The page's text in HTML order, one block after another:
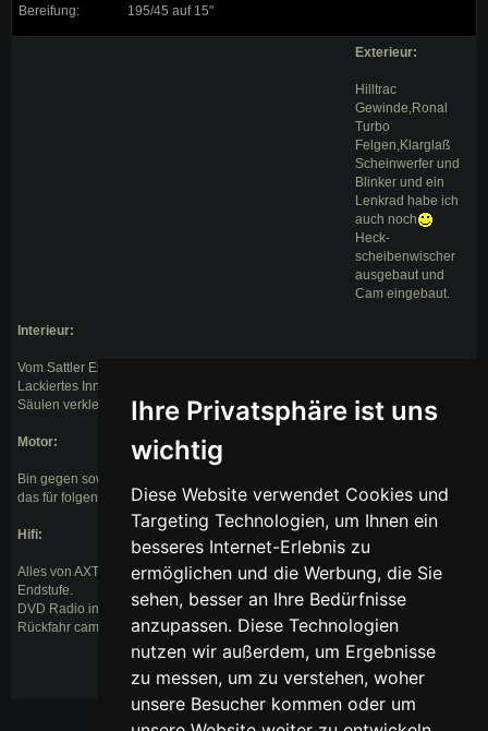
Ihre Privatsphäre ist uns
wichtig
Diese Website verwendet Cookies und
Targeting Technologien, um Ihnen ein
besseres Internet-Erlebnis zu
ermöglichen und die Werbung, die Sie
sehen, besser an Ihre Bedürfnisse
anzupassen. Diese Technologien
nutzen wir außerdem, um Ergebnisse
zu messen, um zu verstehen, woher
unsere Besucher kommen oder um
Bereifung:
195/45 auf 15"
Exterieur:
Hilltrac
Gewinde,Ronal
Turbo
Felgen,Klarglaß
Scheinwerfer und
Blinker und ein
Lenkrad habe ich
auch noch
Heck-
scheibenwischer
ausgebaut und
Cam eingebaut.
Interieur:
Vom Sattler Extra Angepasste Leder Sitze und seitenteile.Vom Lackiere
Lackiertes Innenleben ( Weiss) .Kein Plastik mehr. Alcantara Himmel und
Säulen verkleidung.Chrom Fenster kurvel, Eight Ball Ventil Deckel.
Motor:
Bin gegen sowas.Das ist wie gedopt Fahrrad Fahren.Wir wissen alle was
das für folgen hat
Hifi:
Alles von AXTON (Bass,Mittel & Hochtöner)Betrieben von Sony und Pyle
Endstufe.
DVD Radio in 7" mit Navi, TV, usw.
Rückfahr camerra.